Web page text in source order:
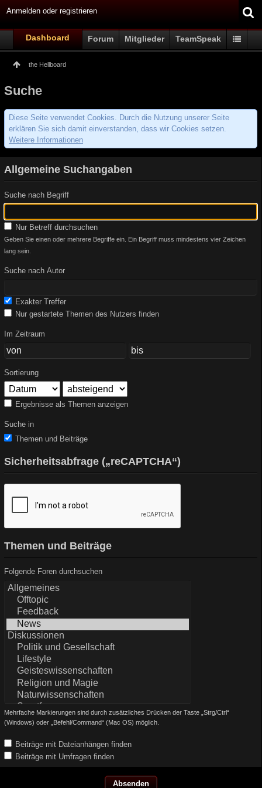
Anmelden oder registrieren
Dashboard Forum Mitglieder TeamSpeak
the Hellboard
Suche
Diese Seite verwendet Cookies. Durch die Nutzung unserer Seite
erklären Sie sich damit einverstanden, dass wir Cookies setzen.
Weitere Informationen
Allgemeine Suchangaben
Suche nach Begriff
Nur Betreff durchsuchen
Geben Sie einen oder mehrere Begriffe ein. Ein Begriff muss mindestens vier Zeichen
lang sein.
Suche nach Autor
Exakter Treffer
Nur gestartete Themen des Nutzers finden
Im Zeitraum
Sortierung
Ergebnisse als Themen anzeigen
Suche in
Themen und Beiträge
Sicherheitsabfrage („reCAPTCHA“)
Themen und Beiträge
Folgende Foren durchsuchen
Mehrfache Markierungen sind durch zusätzliches Drücken der Taste „Strg/Ctrl“
(Windows) oder „Befehl/Command“ (Mac OS) möglich.
Beiträge mit Dateianhängen finden
Beiträge mit Umfragen finden